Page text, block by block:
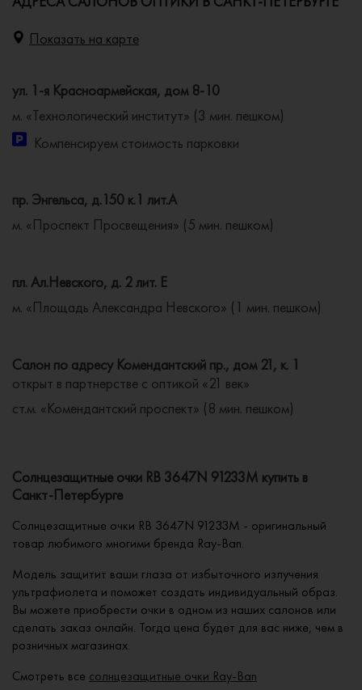
Показать на карте
ул. 1-я Красноармейская, дом 8-10
м. «Технологический институт» (3 мин. пешком)
Компенсируем стоимость парковки
пр. Энгельса, д.150 к.1 лит.А
м. «Проспект Просвещения» (5 мин. пешком)
пл. Ал.Невского, д. 2 лит. Е
м. «Площадь Александра Невского» (1 мин. пешком)
Салон по адресу Комендантский пр., дом 21, к. 1
открыт в партнерстве с оптикой «21 век»
ст.м. «Комендантский проспект» (8 мин. пешком)
Солнцезащитные очки RB 3647N 91233M купить в
Санкт-Петербурге
Солнцезащитные очки RB 3647N 91233M - оригинальный
товар любимого многими бренда Ray-Ban.
Модель защитит ваши глаза от избыточного излучения
ультрафиолета и поможет создать индивидуальный образ.
Вы можете приобрести очки в одном из наших салонов или
сделать заказ онлайн. Тогда цена будет для вас ниже, чем в
розничных магазинах.
Смотреть все солнцезащитные очки Ray-Ban